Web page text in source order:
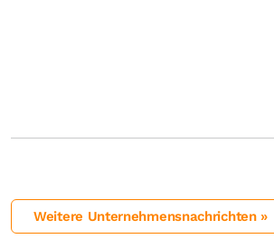
Weitere Unternehmensnachrichten »